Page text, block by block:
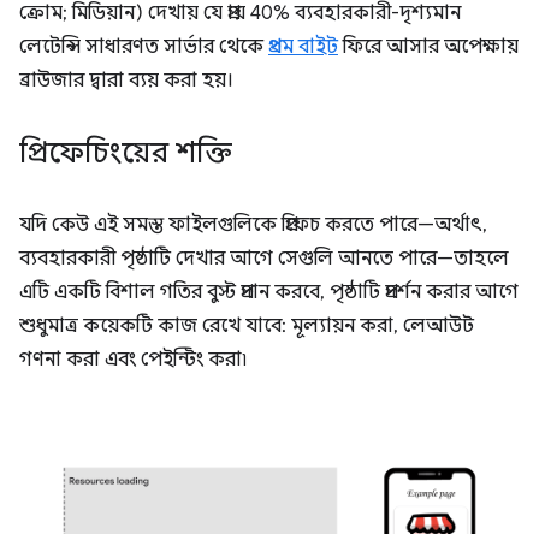
ক্রোম; মিডিয়ান) দেখায় যে প্রায় 40% ব্যবহারকারী-দৃশ্যমান
লেটেন্সি সাধারণত সার্ভার থেকেপ্রথম বাইটফিরে আসার অপেক্ষায়
ব্রাউজার দ্বারা ব্যয় করা হয়।
প্রিফেচিংয়ের শক্তি
যদি কেউ এই সমস্ত ফাইলগুলিকে প্রিফেচ করতে পারে—অর্থাৎ,
ব্যবহারকারী পৃষ্ঠাটি দেখার আগে সেগুলি আনতে পারে—তাহলে
এটি একটি বিশাল গতির বুস্ট প্রদান করবে, পৃষ্ঠাটি প্রদর্শন করার আগে
শুধুমাত্র কয়েকটি কাজ রেখে যাবে: মূল্যায়ন করা, লেআউট
গণনা করা এবং পেইন্টিং করা৷